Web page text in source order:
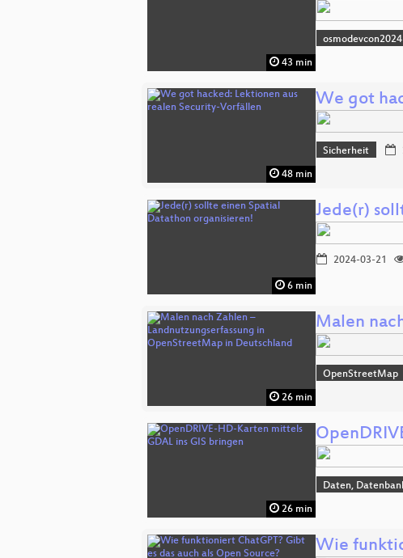
43 min
osmodevcon2024
48 min
We got
Sicherheit
6 min
Jede(r)
2024-03-21
26 min
Malen
OpenStreetMap
26 min
Daten,
Wie